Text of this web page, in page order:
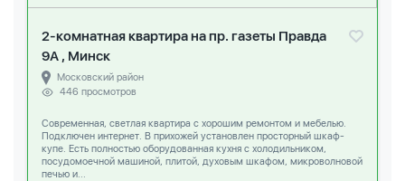
2-комнатная квартира на пр. газеты Правда
9А , Минск
Московский район
446 просмотров
Современная, светлая квартира с хорошим ремонтом и мебелью.
Подключен интернет. В прихожей установлен просторный шкаф-
купе. Есть полностью оборудованная кухня с холодильником,
посудомоечной машиной, плитой, духовым шкафом, микроволновой
печью и...